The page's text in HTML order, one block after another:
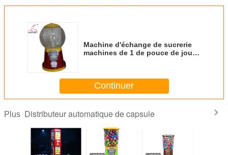
Machine d'échange de sucrerie
machines de 1 de pouce de jouet
Continuer
Plus Distributeur automatique de capsule